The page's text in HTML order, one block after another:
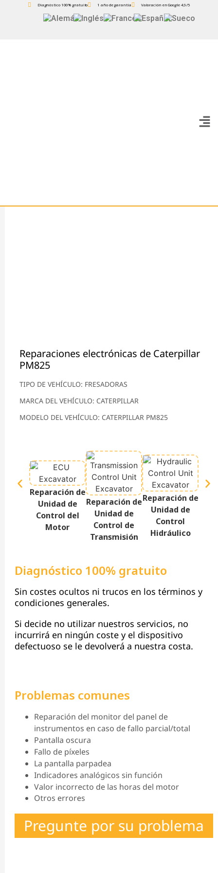
Diagnóstico 100% gratuito 1 año de garantía Valoración en Google 4,9/5
Reparaciones electrónicas de Caterpillar
PM825
TIPO DE VEHÍCULO: FRESADORAS
MARCA DEL VEHÍCULO: CATERPILLAR
MODELO DEL VEHÍCULO: CATERPILLAR PM825
Reparación de
Unidad de
Control del
Motor
Reparación de
Unidad de
Control de
Transmisión
Reparación de
Unidad de
Control
Hidráulico
Diagnóstico 100% gratuito
Sin costes ocultos ni trucos en los términos y
condiciones generales.
Si decide no utilizar nuestros servicios, no
incurrirá en ningún coste y el dispositivo
defectuoso se le devolverá a nuestra costa.
Problemas comunes
Reparación del monitor del panel de
instrumentos en caso de fallo parcial/total
Pantalla oscura
Fallo de píxeles
La pantalla parpadea
Indicadores analógicos sin función
Valor incorrecto de las horas del motor
Otros errores
Pregunte por su problema